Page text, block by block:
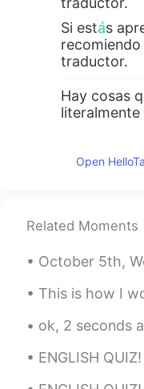
Si estás
traductor.
Hay cosas
literalmente
completa.
maria
Hola,
oración en
Open
Related Moments
October 5th, World Architecture
This is how I work every day at
ok, 2 seconds after this photo, my
ENGLISH QUIZ! The air was